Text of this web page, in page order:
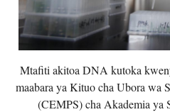
Mtafiti akitoa DNA kutoka
maabara ya Kituo cha Ubora wa
(CEMPS) cha Akademia ya